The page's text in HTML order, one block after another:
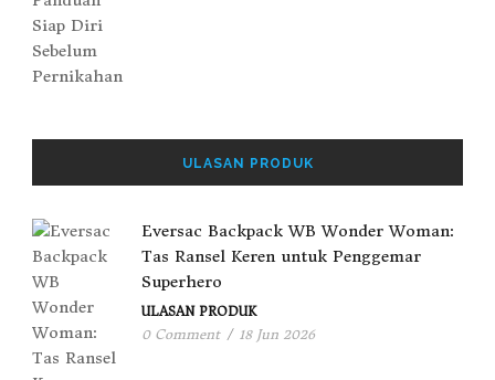
ULASAN PRODUK
Eversac Backpack WB Wonder Woman:
Tas Ransel Keren untuk Penggemar
Superhero
ULASAN PRODUK
0 Comment / 18 Jun 2026